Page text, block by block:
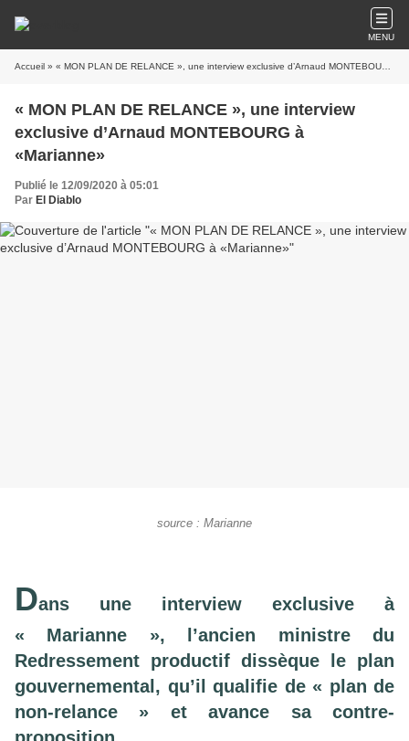
MENU
Accueil » « MON PLAN DE RELANCE », une interview exclusive d’Arnaud MONTEBOURG à «Marianne»
« MON PLAN DE RELANCE », une interview
exclusive d’Arnaud MONTEBOURG à
«Marianne»
Publié le 12/09/2020 à 05:01
Par El Diablo
source : Marianne
Dans une interview exclusive à
« Marianne », l’ancien ministre du
Redressement productif dissèque le plan
gouvernemental, qu’il qualifie de « plan de
non-relance » et avance sa contre-